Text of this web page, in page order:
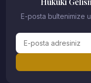
E-posta bultenimize